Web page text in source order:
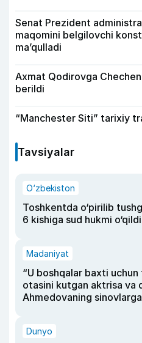
Senat Prezident
maqomini belgilovchi
ma’qulladi
Axmat Qodirovga
berildi
“Manchester Siti” tarixiy
Tavsiyalar
O‘zbekiston
Toshkentda o‘pirilib
6 kishiga sud hukmi o‘qildi
Madaniyat
“U boshqalar baxti uchun
otasini kutgan aktrisa va
Ahmedovaning
Dunyo